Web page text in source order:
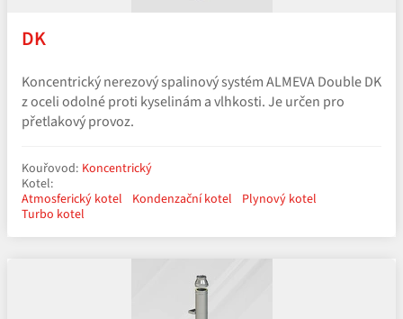
DK
Koncentrický nerezový spalinový systém ALMEVA Double DK
z oceli odolné proti kyselinám a vlhkosti. Je určen pro
přetlakový provoz.
Kouřovod: Koncentrický
Kotel:
Atmosferický kotel
Kondenzační kotel
Plynový kotel
Turbo kotel